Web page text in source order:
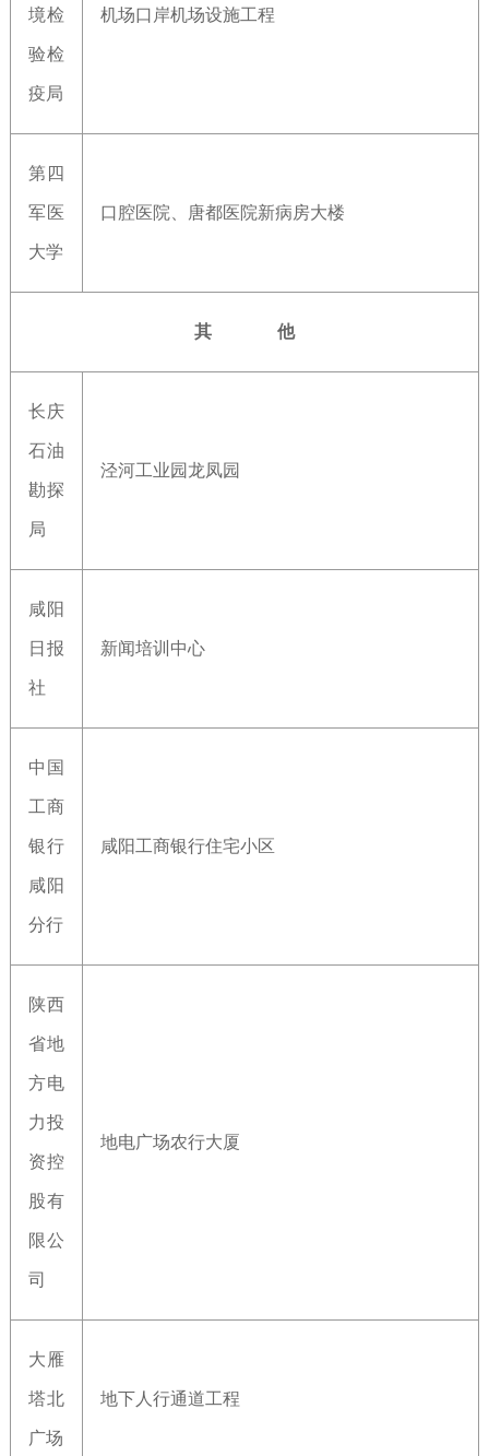
境检
验检
疫局
机场口岸机场设施工程
第四
军医
大学
口腔医院、唐都医院新病房大楼
其 他
长庆
石油
勘探
局
泾河工业园龙凤园
咸阳
日报
社
新闻培训中心
中国
工商
银行
咸阳
分行
咸阳工商银行住宅小区
陕西
省地
方电
力投
资控
股有
限公
司
地电广场农行大厦
大雁
塔北
广场
地下人行通道工程